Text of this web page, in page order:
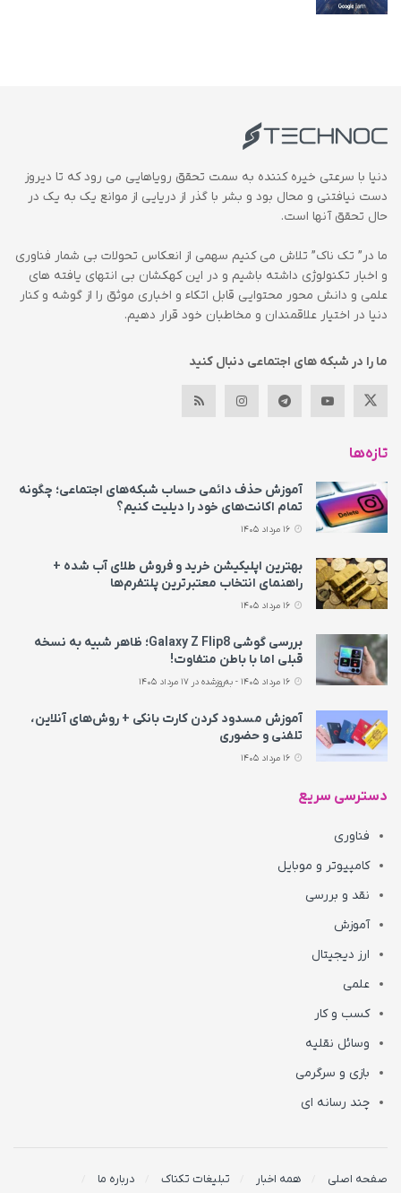
دنیا با سرعتی خیره کننده به سمت تحقق رویاهایی می رود که تا دیروز
دست نیافتنی و محال بود و بشر با گذر از دریایی از موانع یک به یک در
حال تحقق آنها است.
ما در” تک ناک” تلاش می کنیم سهمی از انعکاس تحولات بی شمار فناوری
و اخبار تکنولوژی داشته باشیم و در این کهکشان بی انتهای یافته های
علمی و دانش محور محتوایی قابل اتکاء و اخباری موثق را از گوشه و کنار
دنیا در اختیار علاقمندان و مخاطبان خود قرار دهیم.
ما را در شبکه های اجتماعی دنبال کنید
تازه‌ها
آموزش حذف دائمی حساب شبکه‌های اجتماعی؛ چگونه
تمام اکانت‌های خود را دیلیت کنیم؟
بهترین اپلیکیشن خرید و فروش طلای آب شده +
راهنمای انتخاب معتبرترین پلتفرم‌ها
بررسی گوشی Galaxy Z Flip8؛ ظاهر شبیه به نسخه
قبلی اما با باطن متفاوت!
آموزش مسدود کردن کارت بانکی + روش‌های آنلاین،
تلفنی و حضوری
دسترسی سریع
فناوری
کامپیوتر و موبایل
نقد و بررسی
آموزش
ارز دیجیتال
علمی
کسب و کار
وسائل نقلیه
بازی و سرگرمی
چند رسانه ای
صفحه اصلی همه اخبار تبلیغات تکناک
درباره ما